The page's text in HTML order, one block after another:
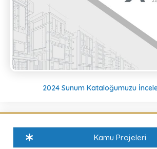
2024 Sunum Kataloğumuzu
Kamu Projeleri